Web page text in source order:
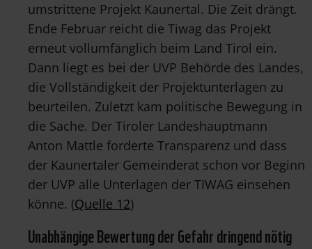
umstrittene Projekt Kaunertal. Die Zeit drängt.
Ende Februar reicht die Tiwag das Projekt
erneut vollumfänglich beim Land Tirol ein.
Dann liegt es bei der UVP Behörde des Landes,
die Vollständigkeit der Projektunterlagen zu
beurteilen. Zuletzt kam politische Bewegung in
die Sache. Der Tiroler Landeshauptmann
Anton Mattle forderte Transparenz und dass
der Kaunertaler Gemeinderat schon vor Beginn
der UVP alle Unterlagen der TIWAG einsehen
könne. (Quelle 12)
Unabhängige Bewertung der Gefahr dringend nötig